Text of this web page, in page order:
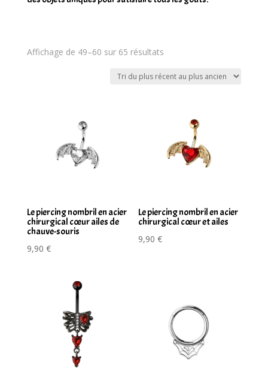
Affichage de 49–60 sur 65 résultatsTrié
ancien
Le piercing nombril en acier
chirurgical cœur ailes de
chauve-souris
9,90 €
Le piercing nombril en acier
chirurgical cœur et ailes
9,90€